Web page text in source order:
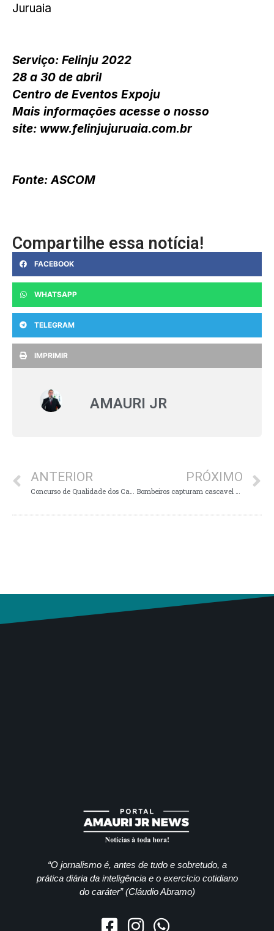
Juruaia
Serviço: Felinju 2022
28 a 30 de abril
Centro de Eventos Expoju
Mais informações acesse o nosso
site: www.felinjujuruaia.com.br
Fonte: ASCOM
Compartilhe essa notícia!
FACEBOOK
WHATSAPP
TELEGRAM
IMPRIMIR
AMAURI JR
ANTERIOR PRÓXIMO
“O jornalismo é, antes de tudo e sobretudo, a
prática diária da inteligência e o exercício cotidiano
do caráter” (Cláudio Abramo)